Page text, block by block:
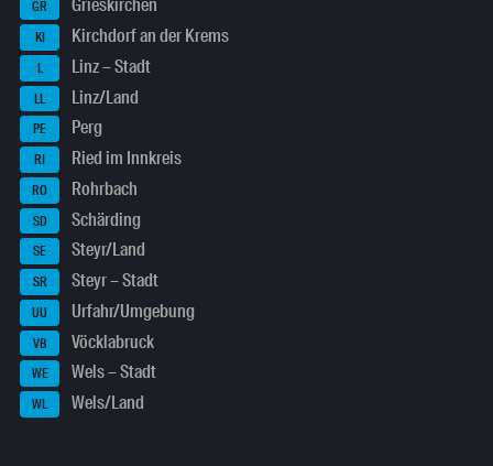
GR Grieskirchen
KI Kirchdorf an der Krems
L Linz – Stadt
LL Linz/Land
PE Perg
RI Ried im Innkreis
RO Rohrbach
SD Schärding
SE Steyr/Land
SR Steyr – Stadt
UU Urfahr/Umgebung
VB Vöcklabruck
WE Wels – Stadt
WL Wels/Land